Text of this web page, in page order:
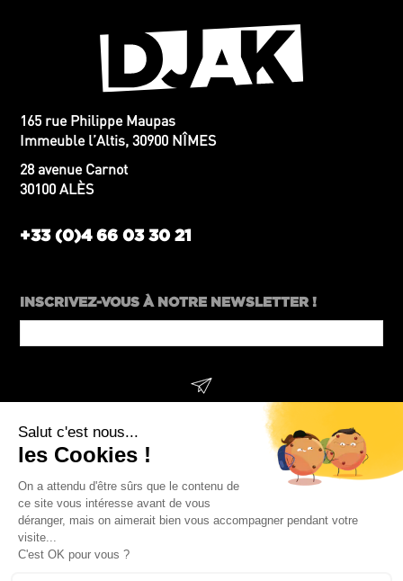
165 rue Philippe Maupas
Immeuble l’Altis, 30900 NÎMES
28 avenue Carnot
30100 ALÈS
+33 (0)4 66 03 30 21
INSCRIVEZ-VOUS À NOTRE NEWSLETTER !
Address *